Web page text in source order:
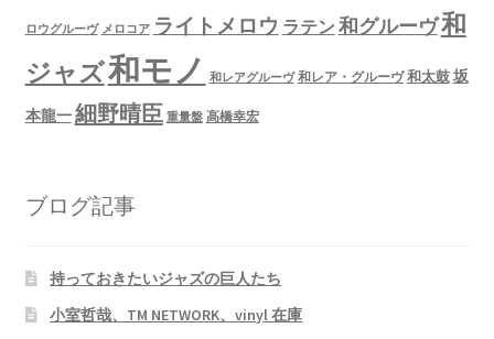
ロウグルーヴ メロコア ライトメロウ ラテン 和グルーヴ和
ジャズ和モノ 和レアグルーヴ 和レア・グルーヴ 和太鼓坂
本龍一細野晴臣 重量盤 高橋幸宏
ブログ記事
持っておきたいジャズの巨人たち
小室哲哉、TM NETWORK、vinyl 在庫